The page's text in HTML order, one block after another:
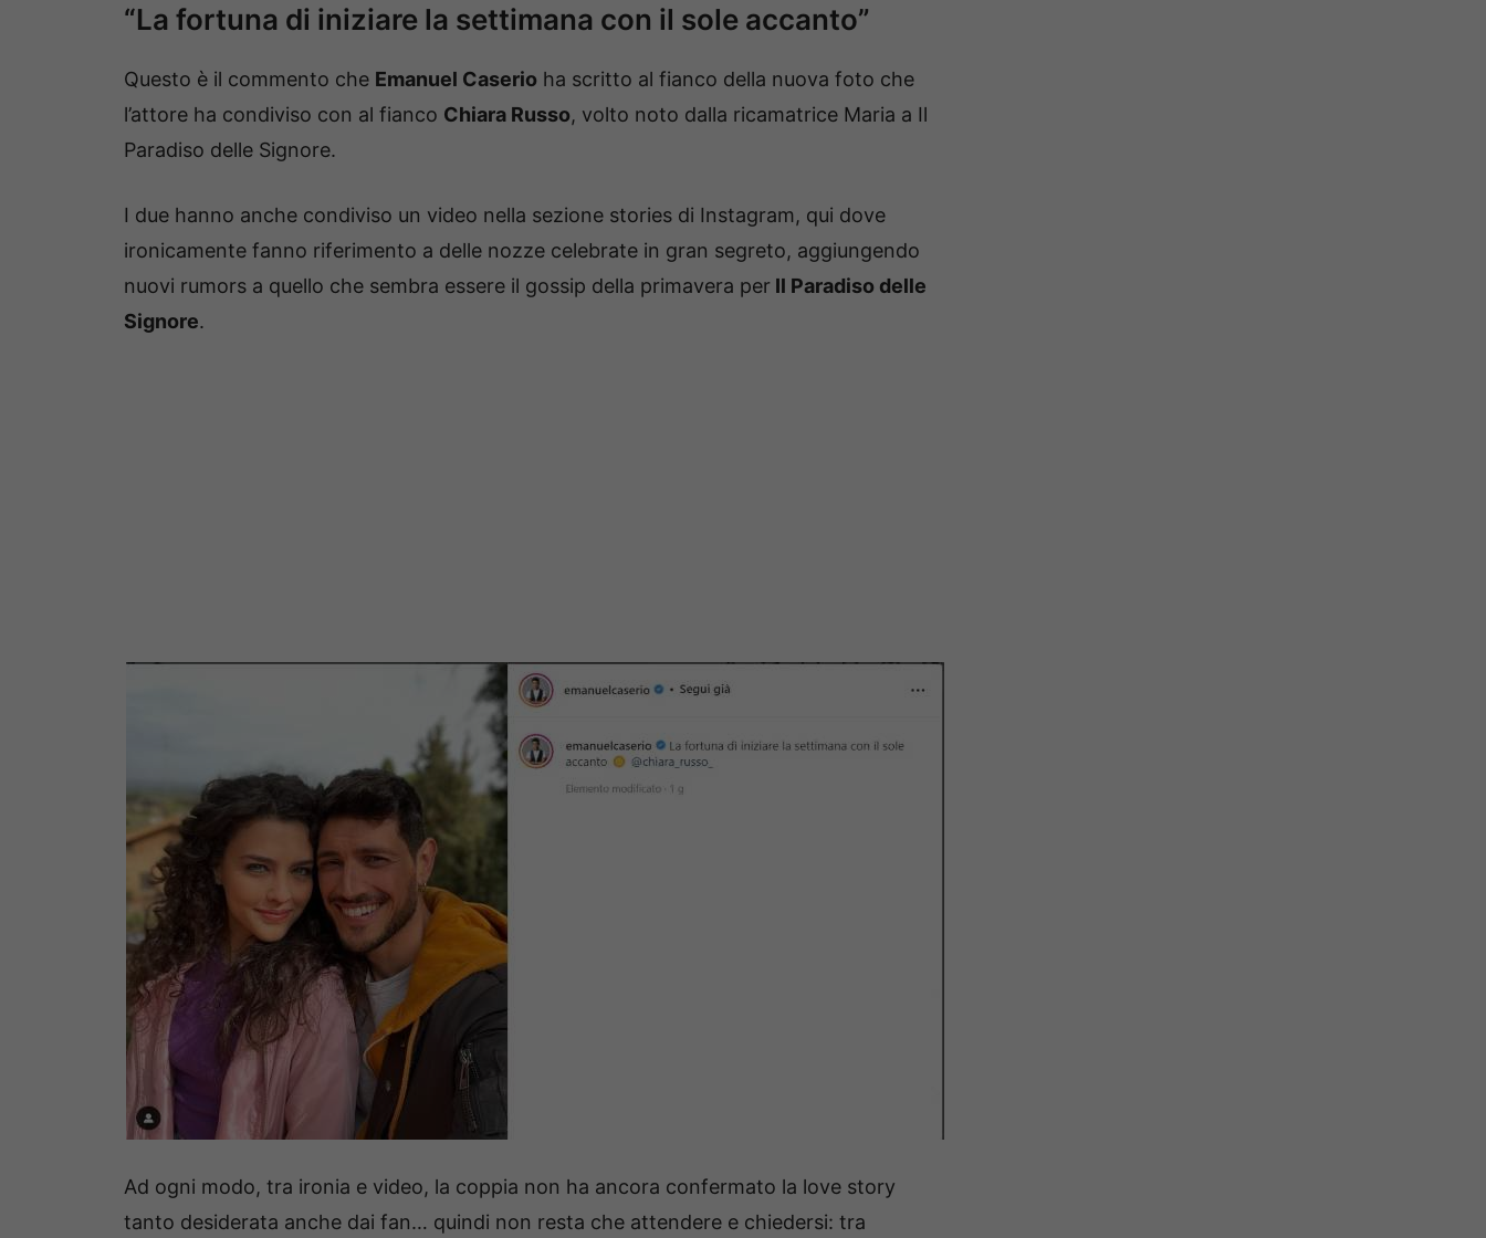
“La fortuna di iniziare la settimana con il sole accanto”
Questo è il commento che Emanuel Caserio ha scritto al fianco della nuova foto che
l’attore ha condiviso con al fianco Chiara Russo, volto noto dalla ricamatrice Maria a Il
Paradiso delle Signore.
I due hanno anche condiviso un video nella sezione stories di Instagram, qui dove
ironicamente fanno riferimento a delle nozze celebrate in gran segreto, aggiungendo
nuovi rumors a quello che sembra essere il gossip della primavera per Il Paradiso delle
Signore.
Ad ogni modo, tra ironia e video, la coppia non ha ancora confermato la love story
tanto desiderata anche dai fan… quindi non resta che attendere e chiedersi: tra